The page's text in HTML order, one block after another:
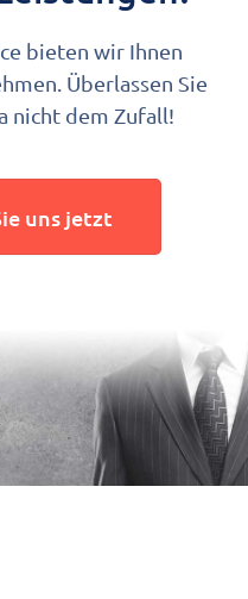
bieten wir Ihnen
Überlassen Sie
nicht dem Zufall!
uns jetzt